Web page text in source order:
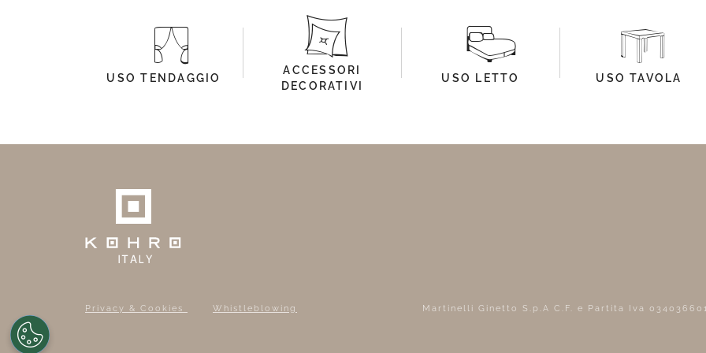
USO TENDAGGIO
ACCESSORI
DECORATIVI
USO LETTO USO TAVOLA
Privacy & Cookies Whistleblowing Martinelli Ginetto S.p.A C.F. e Partita Iva